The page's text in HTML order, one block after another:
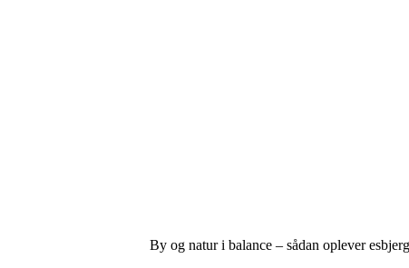
By og natur i balance – sådan oplever